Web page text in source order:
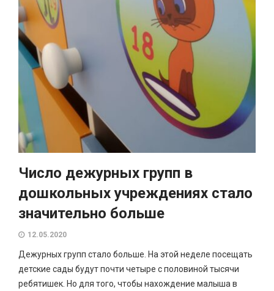
Число дежурных групп в
дошкольных учреждениях стало
значительно больше
12.05.2020
Дежурных групп стало больше. На этой неделе посещать
детские сады будут почти четыре с половиной тысячи
ребятишек. Но для того, чтобы нахождение малыша в